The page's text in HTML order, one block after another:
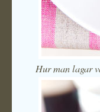
Hur man lagar